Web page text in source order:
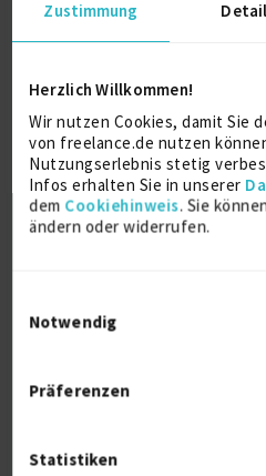
Zustimmung
Herzlich Willkommen!
Wir nutzen Cookies, damit Sie
von freelance.de nutzen
Nutzungserlebnis stetig
Infos erhalten Sie in unserer
dem Cookiehinweis. Sie
ändern oder widerrufen.
Notwendig
Präferenzen
Statistiken
SAP Sales und Distribution
Verfügbarkeit einsehen
0
Referenzen
€90/Stunde
D-90489 Nürnberg
SAP Logistik Consulting
Idoc